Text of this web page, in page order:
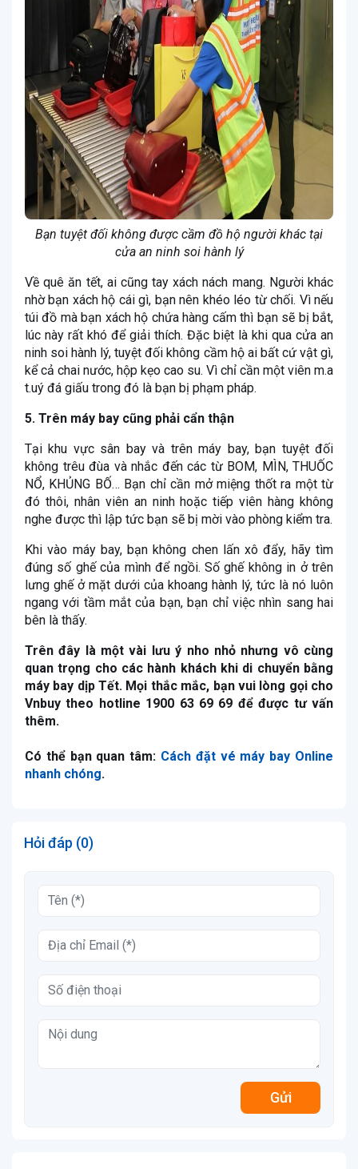
Bạn tuyệt đối không được cầm đồ hộ người khác tại
cửa an ninh soi hành lý
Về quê ăn tết, ai cũng tay xách nách mang. Người khác
nhờ bạn xách hộ cái gì, bạn nên khéo léo từ chối. Vì nếu
túi đồ mà bạn xách hộ chứa hàng cấm thì bạn sẽ bị bắt,
lúc này rất khó để giải thích. Đặc biệt là khi qua cửa an
ninh soi hành lý, tuyệt đối không cầm hộ ai bất cứ vật gì,
kể cả chai nước, hộp kẹo cao su. Vì chỉ cần một viên m.a
t.uý đá giấu trong đó là bạn bị phạm pháp.
5. Trên máy bay cũng phải cẩn thận
Tại khu vực sân bay và trên máy bay, bạn tuyệt đối
không trêu đùa và nhắc đến các từ BOM, MÌN, THUỐC
NỔ, KHỦNG BỐ… Bạn chỉ cần mở miệng thốt ra một từ
đó thôi, nhân viên an ninh hoặc tiếp viên hàng không
nghe được thì lập tức bạn sẽ bị mời vào phòng kiểm tra.
Khi vào máy bay, bạn không chen lấn xô đẩy, hãy tìm
đúng số ghế của mình để ngồi. Số ghế không in ở trên
lưng ghế ở mặt dưới của khoang hành lý, tức là nó luôn
ngang với tầm mắt của bạn, bạn chỉ việc nhìn sang hai
bên là thấy.
Trên đây là một vài lưu ý nho nhỏ nhưng vô cùng
quan trọng cho các hành khách khi di chuyển bằng
máy bay dịp Tết. Mọi thắc mắc, bạn vui lòng gọi cho
Vnbuy theo hotline 1900 63 69 69 để được tư vấn
thêm.
Có thể bạn quan tâm: Cách đặt vé máy bay Online
nhanh chóng.
Hỏi đáp (0)
Gửi